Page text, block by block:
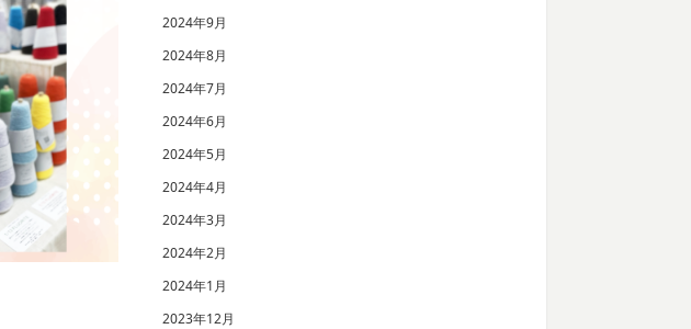
2024年9月
2024年8月
2024年7月
2024年6月
2024年5月
2024年4月
2024年3月
2024年2月
2024年1月
2023年12月